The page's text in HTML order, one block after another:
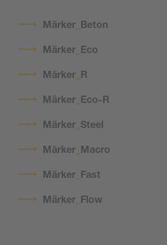
Märker Beton
Märker Eco
Märker R
Märker Eco-R
Märker Steel
Märker Macro
Märker Fast
Märker Flow